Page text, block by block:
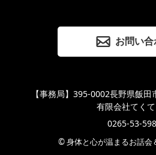
お問い合
【事務局】395-0002長野県飯
有限会社てく
0265-53-
© 身体と心が温まるお話会